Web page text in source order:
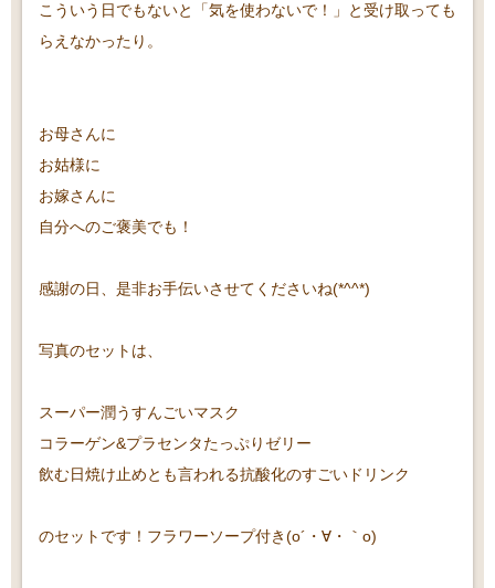
こういう日でもないと「気を使わないで！」と受け取っても
らえなかったり。
お母さんに
お姑様に
お嫁さんに
自分へのご褒美でも！
感謝の日、是非お手伝いさせてくださいね(*^^*)
写真のセットは、
スーパー潤うすんごいマスク
コラーゲン&プラセンタたっぷりゼリー
飲む日焼け止めとも言われる抗酸化のすごいドリンク
のセットです！フラワーソープ付き(o´・∀・｀o)